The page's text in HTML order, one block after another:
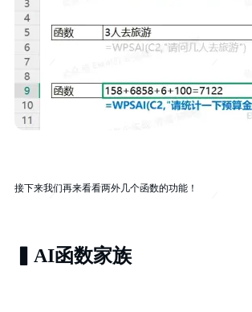
接下来我们再来看看两外几个函数的功能！
▍AI函数家族